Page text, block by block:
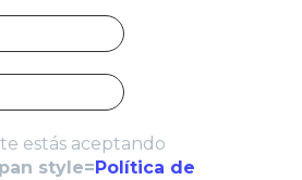
estás aceptando
style= Política de